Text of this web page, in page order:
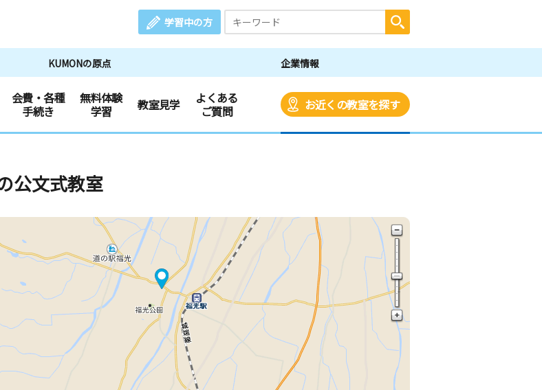
学習中の方
KUMONの原点 企業情報
会費・各種
手続き
無料体験
学習
教室見学
よくある
ご質問
お近くの教室を探す
公文式教室